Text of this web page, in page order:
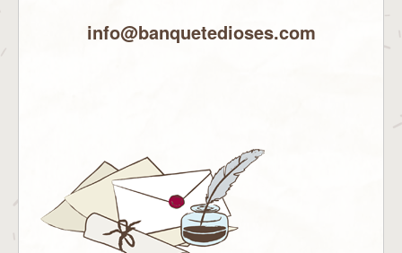
info@banquetedioses.com